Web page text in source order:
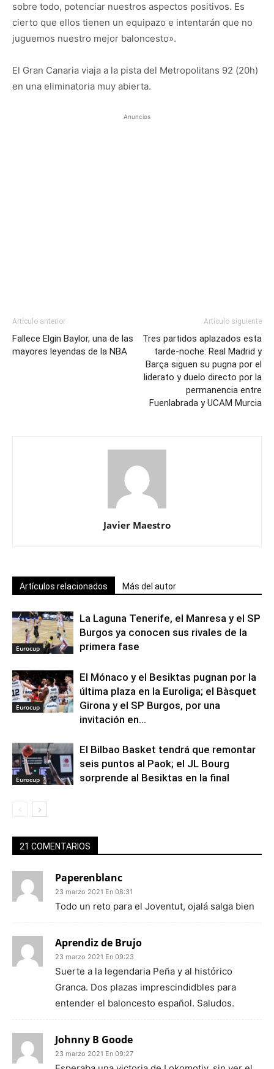
sobre todo, potenciar nuestros aspectos positivos. Es
cierto que ellos tienen un equipazo e intentarán que no
juguemos nuestro mejor baloncesto».
El Gran Canaria viaja a la pista del Metropolitans 92 (20h)
en una eliminatoria muy abierta.
Anuncios
Artículo anterior
Fallece Elgin Baylor, una de las
mayores leyendas de la NBA
Artículo siguiente
Tres partidos aplazados esta
tarde-noche: Real Madrid y
Barça siguen su pugna por el
liderato y duelo directo por la
permanencia entre
Fuenlabrada y UCAM Murcia
Javier Maestro
Artículos relacionados Más del autor
Eurocup
La Laguna Tenerife, el Manresa y el SP
Burgos ya conocen sus rivales de la
primera fase
Eurocup
El Mónaco y el Besiktas pugnan por la
última plaza en la Euroliga; el Bàsquet
Girona y el SP Burgos, por una
invitación en...
Eurocup
El Bilbao Basket tendrá que remontar
seis puntos al Paok; el JL Bourg
sorprende al Besiktas en la final
21 COMENTARIOS
Paperenblanc
23 marzo 2021 En 08:31
Todo un reto para el Joventut, ojalá salga bien
Aprendiz de Brujo
23 marzo 2021 En 09:23
Suerte a la legendaria Peña y al histórico
Granca. Dos plazas imprescindidbles para
entender el baloncesto español. Saludos.
Johnny B Goode
23 marzo 2021 En 09:27